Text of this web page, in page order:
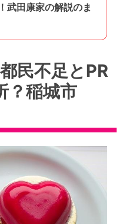
武田康家の解説のま
民不足とPR
？稲城市